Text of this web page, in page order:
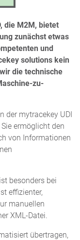
die M2M, bietet
zunächst etwas
und
solutions kein
die technische
zu-
der mytracekey UDI
ermöglicht den
von Informationen
besonders bei
effizienter,
manuellen
XML-Datei.
übertragen,